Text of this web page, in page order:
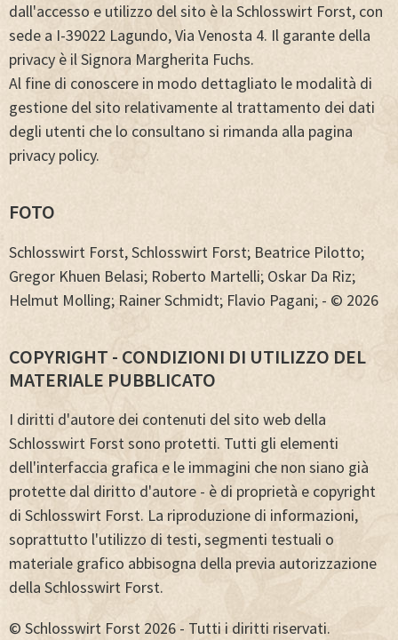
dall'accesso e utilizzo del sito è la Schlosswirt Forst, con
sede a I-39022 Lagundo, Via Venosta 4. Il garante della
privacy è il Signora Margherita Fuchs.
Al fine di conoscere in modo dettagliato le modalità di
gestione del sito relativamente al trattamento dei dati
degli utenti che lo consultano si rimanda alla pagina
privacy policy.
FOTO
Schlosswirt Forst, Schlosswirt Forst; Beatrice Pilotto;
Gregor Khuen Belasi; Roberto Martelli; Oskar Da Riz;
Helmut Molling; Rainer Schmidt; Flavio Pagani; - © 2026
COPYRIGHT - CONDIZIONI DI UTILIZZO DEL
MATERIALE PUBBLICATO
I diritti d'autore dei contenuti del sito web della
Schlosswirt Forst sono protetti. Tutti gli elementi
dell'interfaccia grafica e le immagini che non siano già
protette dal diritto d'autore - è di proprietà e copyright
di Schlosswirt Forst. La riproduzione di informazioni,
soprattutto l'utilizzo di testi, segmenti testuali o
materiale grafico abbisogna della previa autorizzazione
della Schlosswirt Forst.
© Schlosswirt Forst 2026 - Tutti i diritti riservati.